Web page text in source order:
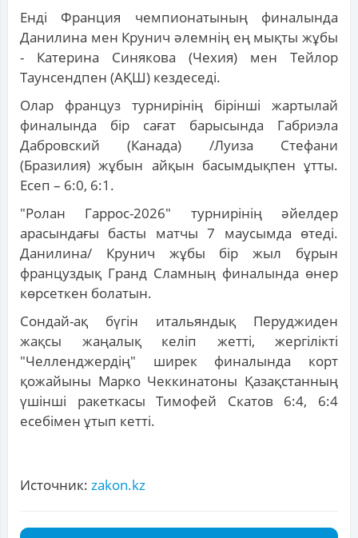
Енді Франция чемпионатының финалында
Данилина мен Крунич әлемнің ең мықты жұбы
- Катерина Синякова (Чехия) мен Тейлор
Таунсендпен (АҚШ) кездеседі.
Олар француз турнирінің бірінші жартылай
финалында бір сағат барысында Габриэла
Дабровский (Канада) /Луиза Стефани
(Бразилия) жұбын айқын басымдықпен ұтты.
Есеп – 6:0, 6:1.
"Ролан Гаррос-2026" турнирінің әйелдер
арасындағы басты матчы 7 маусымда өтеді.
Данилина/ Крунич жұбы бір жыл бұрын
француздық Гранд Сламның финалында өнер
көрсеткен болатын.
Сондай-ақ бүгін итальяндық Перуджиден
жақсы жаңалық келіп жетті, жергілікті
"Челленджердің" ширек финалында корт
қожайыны Марко Чеккинатоны Қазақстанның
үшінші ракеткасы Тимофей Скатов 6:4, 6:4
есебімен ұтып кетті.
Источник: zakon.kz